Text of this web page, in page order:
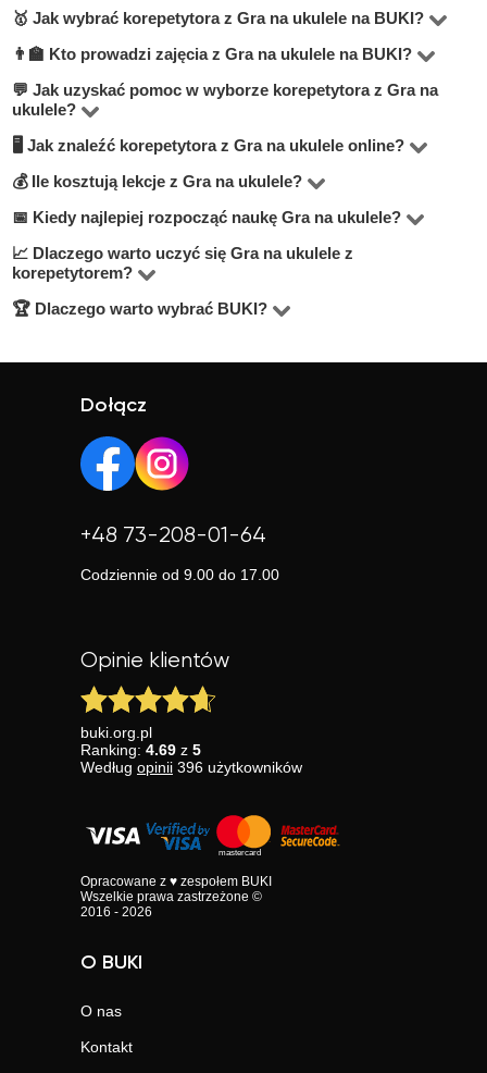
🥇 Jak wybrać korepetytora z Gra na ukulele na BUKI?
W kategorii Gra na ukulele na platformie BUKI
znajdziesz 5 korepetytorów. Przy wyborze zwróć uwagę
na cenę lekcji, liczbę pozytywnych opinii, formę zajęć
(online lub stacjonarnie), doświadczenie oraz
wykształcenie nauczyciela.
👨‍🏫 Kto prowadzi zajęcia z Gra na ukulele na BUKI?
Na BUKI uczą nauczyciele o różnych profilach:
certyfikowani pedagodzy, wykładowcy akademiccy,
studenci czołowych uczelni oraz praktycy z
doświadczeniem zawodowym. Każdy profil jest
weryfikowany przez moderatorów.
💬 Jak uzyskać pomoc w wyborze korepetytora z Gra na
ukulele?
Zostaw zgłoszenie lub napisz na czacie — nasi doradcy
pomogą znaleźć najlepszego nauczyciela
dopasowanego do Twoich celów, budżetu i
🖥 Jak znaleźć korepetytora z Gra na ukulele online?
Przejdź do kategorieGra na ukulele online
zobaczyć nauczycieli oferujących zdalne lekcje. Nauka
online jest wygodna i często bardziej przystępna
cenowo.
💰 Ile kosztują lekcje z Gra na ukulele?
Cena zajęć waha się od 100 do 100 zł za godzinę — w
zależności od doświadczenia korepetytora, poziomu
nauczania i formatu. Ponad 60% uczniów wybiera lekcje
w przedziale 40–60 zł/h.
📅 Kiedy najlepiej rozpocząć naukę Gra na ukulele?
Najlepiej jak najszybciej. Nawet 1–2 lekcje tygodniowo z
doświadczonym nauczycielem przynoszą stabilne
postępy. Dłuższa współpraca to głębsze rezultaty.
📈 Dlaczego warto uczyć się Gra na ukulele z
korepetytorem?
Korepetytor pomoże zrozumieć materiał, poprawić oceny,
pewność siebie.
🏆 Dlaczego warto wybrać BUKI?
pośredników, z przejrzystymi ocenami, zweryfikowanymi
profilami i realnym wsparciem. Wybierana przez tych,
którzy chcą efektów.
Dołącz
+48 73-208-01-64
Codziennie od 9.00 do 17.00
Opinie klientów
buki.org.pl
Ranking: 4.69 z 5
Według opinii 396 użytkowników
Opracowane z ♥ zespołem BUKI
Wszelkie prawa zastrzeżone ©
2016 - 2026
O BUKI
O nas
Kontakt